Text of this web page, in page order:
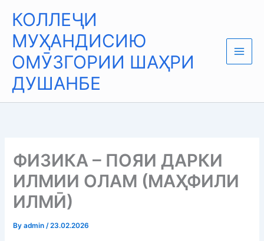
content
КОЛЛЕҶИ
МУҲАНДИСИЮ
ОМӮЗГОРИИ ШАҲРИ
ДУШАНБЕ
ФИЗИКА – ПОЯИ ДАРКИ
ИЛМИИ ОЛАМ (МАҲФИЛИ
ИЛМӢ)
Byadmin/23.02.2026